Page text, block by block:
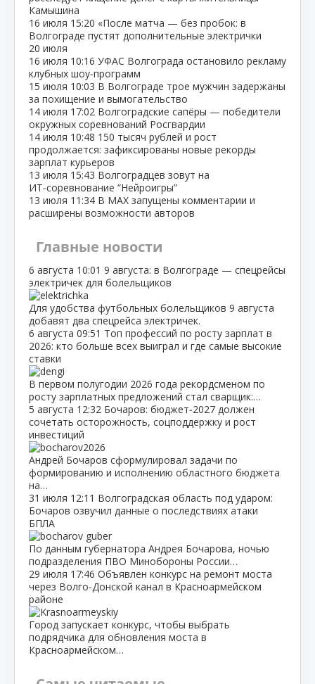
Камышина
16 июля 15:20 «После матча — без пробок: в
Волгограде пустят дополнительные электрички
20 июля
16 июля 10:16 УФАС Волгограда остановило рекламу
клубных шоу‑программ
15 июля 10:03 В Волгограде трое мужчин задержаны
за похищение и вымогательство
14 июля 17:02 Волгоградские сапёры — победители
окружных соревнований Росгвардии
14 июля 10:48 150 тысяч рублей и рост
продолжается: зафиксированы новые рекорды
зарплат курьеров
13 июля 15:43 Волгоградцев зовут на
ИТ‑соревнование “Нейроигры”
13 июля 11:34 В МАХ запущены комментарии и
расширены возможности авторов
Главные новости
6 августа 10:01 9 августа: в Волгограде — спецрейсы
электричек для болельщиков
Для удобства футбольных болельщиков 9 августа
добавят два спецрейса электричек.
6 августа 09:51 Топ профессий по росту зарплат в
2026: кто больше всех выиграл и где самые высокие
ставки
В первом полугодии 2026 года рекордсменом по
росту зарплатных предложений стал сварщик:…
5 августа 12:32 Бочаров: бюджет‑2027 должен
сочетать осторожность, соцподдержку и рост
инвестиций
Андрей Бочаров сформулировал задачи по
формированию и исполнению областного бюджета
на…
31 июля 12:11 Волгоградская область под ударом:
Бочаров озвучил данные о последствиях атаки
БПЛА
По данным губернатора Андрея Бочарова, ночью
подразделения ПВО Минобороны России…
29 июля 17:46 Объявлен конкурс на ремонт моста
через Волго‑Донской канал в Красноармейском
районе
Город запускает конкурс, чтобы выбрать
подрядчика для обновления моста в
Красноармейском…